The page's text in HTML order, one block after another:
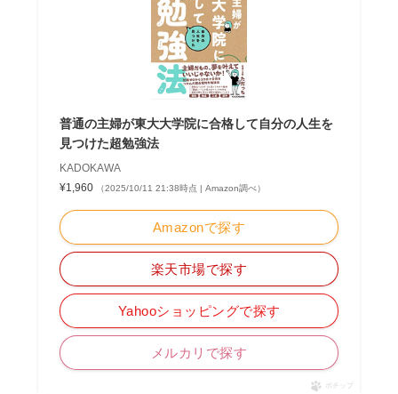
普通の主婦が東大大学院に合格して自分の人生を
見つけた超勉強法
KADOKAWA
¥1,960
（2025/10/11 21:38時点 | Amazon調べ）
Amazonで探す
楽天市場で探す
Yahooショッピングで探す
メルカリで探す
ポチップ